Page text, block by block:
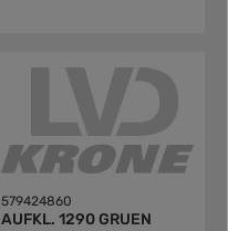
579424860
AUFKL. 1290 GRUEN